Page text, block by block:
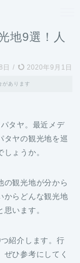
地9選！人
日 / 2020年9月1日
があります
タヤ。最近メデ
タヤの観光地を巡
ょうか。
の観光地が分から
からどんな観光地
います。
紹介します。行
ひ参考にしてく